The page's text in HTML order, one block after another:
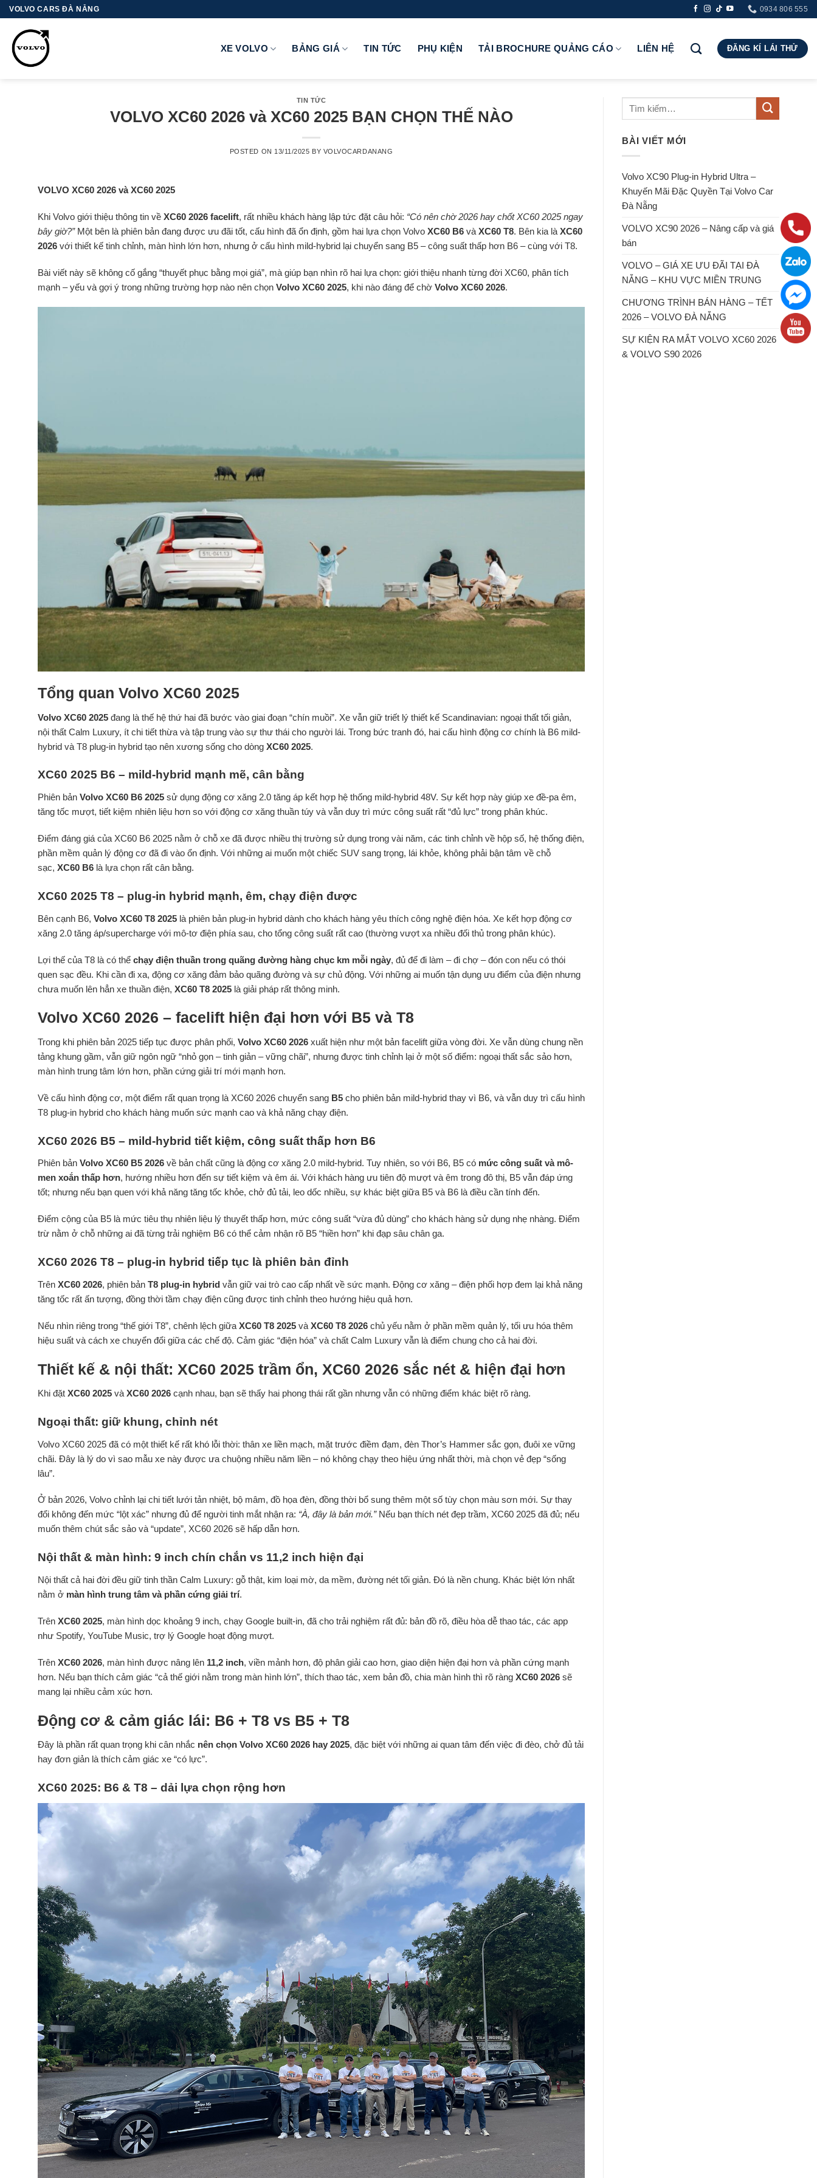
Skip
to
content
VOLVO CARS ĐÀ NẴNG 0934 806 555
XE VOLVO BẢNG GIÁ TIN TỨC PHỤ KIỆN TẢI BROCHURE QUẢNG CÁO LIÊN HỆ ĐĂNG KÍ LÁI THỬ
TIN TỨC
VOLVO XC60 2026 và XC60 2025 BẠN CHỌN THẾ NÀO
POSTED ON 13/11/2025 BY VOLVOCARDANANG
VOLVO XC60 2026 và XC60 2025
Khi Volvo giới thiệu thông tin về XC60 2026 facelift, rất nhiều khách hàng lập tức đặt câu hỏi: “Có nên chờ 2026 hay chốt XC60 2025 ngay
bây giờ?”Một bên là phiên bản đang được ưu đãi tốt, cấu hình đã ổn định, gồm hai lựa chọn Volvo XC60 B6 và XC60 T8. Bên kia là XC60
2026 với thiết kế tinh chỉnh, màn hình lớn hơn, nhưng ở cấu hình mild-hybrid lại chuyển sang B5 – công suất thấp hơn B6 – cùng với T8.
Bài viết này sẽ không cố gắng “thuyết phục bằng mọi giá”, mà giúp bạn nhìn rõ hai lựa chọn: giới thiệu nhanh từng đời XC60, phân tích
mạnh – yếu và gợi ý trong những trường hợp nào nên chọn Volvo XC60 2025, khi nào đáng để chờ Volvo XC60 2026.
Tổng quan Volvo XC60 2025
Volvo XC60 2025 đang là thế hệ thứ hai đã bước vào giai đoạn “chín muồi”. Xe vẫn giữ triết lý thiết kế Scandinavian: ngoại thất tối giản,
nội thất Calm Luxury, ít chi tiết thừa và tập trung vào sự thư thái cho người lái. Trong bức tranh đó, hai cấu hình động cơ chính là B6 mild-
hybrid và T8 plug-in hybrid tạo nên xương sống cho dòng XC60 2025.
XC60 2025 B6 – mild-hybrid mạnh mẽ, cân bằng
Phiên bản Volvo XC60 B6 2025 sử dụng động cơ xăng 2.0 tăng áp kết hợp hệ thống mild-hybrid 48V. Sự kết hợp này giúp xe đề-pa êm,
tăng tốc mượt, tiết kiệm nhiên liệu hơn so với động cơ xăng thuần túy và vẫn duy trì mức công suất rất “đủ lực” trong phân khúc.
Điểm đáng giá của XC60 B6 2025 nằm ở chỗ xe đã được nhiều thị trường sử dụng trong vài năm, các tinh chỉnh về hộp số, hệ thống điện,
phần mềm quản lý động cơ đã đi vào ổn định. Với những ai muốn một chiếc SUV sang trọng, lái khỏe, không phải bận tâm về chỗ
sạc, XC60 B6 là lựa chọn rất cân bằng.
XC60 2025 T8 – plug-in hybrid mạnh, êm, chạy điện được
Bên cạnh B6, Volvo XC60 T8 2025 là phiên bản plug-in hybrid dành cho khách hàng yêu thích công nghệ điện hóa. Xe kết hợp động cơ
xăng 2.0 tăng áp/supercharge với mô-tơ điện phía sau, cho tổng công suất rất cao (thường vượt xa nhiều đối thủ trong phân khúc).
Lợi thế của T8 là có thể chạy điện thuần trong quãng đường hàng chục km mỗi ngày, đủ để đi làm – đi chợ – đón con nếu có thói
quen sạc đều. Khi cần đi xa, động cơ xăng đảm bảo quãng đường và sự chủ động. Với những ai muốn tận dụng ưu điểm của điện nhưng
chưa muốn lên hẳn xe thuần điện, XC60 T8 2025 là giải pháp rất thông minh.
Volvo XC60 2026 – facelift hiện đại hơn với B5 và T8
Trong khi phiên bản 2025 tiếp tục được phân phối, Volvo XC60 2026 xuất hiện như một bản facelift giữa vòng đời. Xe vẫn dùng chung nền
tảng khung gầm, vẫn giữ ngôn ngữ “nhỏ gọn – tinh giản – vững chãi”, nhưng được tinh chỉnh lại ở một số điểm: ngoại thất sắc sảo hơn,
màn hình trung tâm lớn hơn, phần cứng giải trí mới mạnh hơn.
Về cấu hình động cơ, một điểm rất quan trọng là XC60 2026 chuyển sang B5 cho phiên bản mild-hybrid thay vì B6, và vẫn duy trì cấu hình
T8 plug-in hybrid cho khách hàng muốn sức mạnh cao và khả năng chạy điện.
XC60 2026 B5 – mild-hybrid tiết kiệm, công suất thấp hơn B6
Phiên bản Volvo XC60 B5 2026 về bản chất cũng là động cơ xăng 2.0 mild-hybrid. Tuy nhiên, so với B6, B5 có mức công suất và mô-
men xoắn thấp hơn, hướng nhiều hơn đến sự tiết kiệm và êm ái. Với khách hàng ưu tiên độ mượt và êm trong đô thị, B5 vẫn đáp ứng
tốt; nhưng nếu bạn quen với khả năng tăng tốc khỏe, chở đủ tải, leo dốc nhiều, sự khác biệt giữa B5 và B6 là điều cần tính đến.
Điểm cộng của B5 là mức tiêu thụ nhiên liệu lý thuyết thấp hơn, mức công suất “vừa đủ dùng” cho khách hàng sử dụng nhẹ nhàng. Điểm
trừ nằm ở chỗ những ai đã từng trải nghiệm B6 có thể cảm nhận rõ B5 “hiền hơn” khi đạp sâu chân ga.
XC60 2026 T8 – plug-in hybrid tiếp tục là phiên bản đỉnh
Trên XC60 2026, phiên bản T8 plug-in hybrid vẫn giữ vai trò cao cấp nhất về sức mạnh. Động cơ xăng – điện phối hợp đem lại khả năng
tăng tốc rất ấn tượng, đồng thời tầm chạy điện cũng được tinh chỉnh theo hướng hiệu quả hơn.
Nếu nhìn riêng trong “thế giới T8”, chênh lệch giữa XC60 T8 2025 và XC60 T8 2026 chủ yếu nằm ở phần mềm quản lý, tối ưu hóa thêm
hiệu suất và cách xe chuyển đổi giữa các chế độ. Cảm giác “điện hóa” và chất Calm Luxury vẫn là điểm chung cho cả hai đời.
Thiết kế & nội thất: XC60 2025 trầm ổn, XC60 2026 sắc nét & hiện đại hơn
Khi đặt XC60 2025 và XC60 2026 cạnh nhau, bạn sẽ thấy hai phong thái rất gần nhưng vẫn có những điểm khác biệt rõ ràng.
Ngoại thất: giữ khung, chỉnh nét
Volvo XC60 2025 đã có một thiết kế rất khó lỗi thời: thân xe liền mạch, mặt trước điềm đạm, đèn Thor’s Hammer sắc gọn, đuôi xe vững
chãi. Đây là lý do vì sao mẫu xe này được ưa chuộng nhiều năm liền – nó không chạy theo hiệu ứng nhất thời, mà chọn vẻ đẹp “sống
lâu”.
Ở bản 2026, Volvo chỉnh lại chi tiết lưới tản nhiệt, bộ mâm, đồ họa đèn, đồng thời bổ sung thêm một số tùy chọn màu sơn mới. Sự thay
đổi không đến mức “lột xác” nhưng đủ để người tinh mắt nhận ra: “À, đây là bản mới.”Nếu bạn thích nét đẹp trầm, XC60 2025 đã đủ; nếu
muốn thêm chút sắc sảo và “update”, XC60 2026 sẽ hấp dẫn hơn.
Nội thất & màn hình: 9 inch chín chắn vs 11,2 inch hiện đại
Nội thất cả hai đời đều giữ tinh thần Calm Luxury: gỗ thật, kim loại mờ, da mềm, đường nét tối giản. Đó là nền chung. Khác biệt lớn nhất
nằm ở màn hình trung tâm và phần cứng giải trí.
Trên XC60 2025, màn hình dọc khoảng 9 inch, chạy Google built-in, đã cho trải nghiệm rất đủ: bản đồ rõ, điều hòa dễ thao tác, các app
như Spotify, YouTube Music, trợ lý Google hoạt động mượt.
Trên XC60 2026, màn hình được nâng lên 11,2 inch, viền mảnh hơn, độ phân giải cao hơn, giao diện hiện đại hơn và phần cứng mạnh
hơn. Nếu bạn thích cảm giác “cả thế giới nằm trong màn hình lớn”, thích thao tác, xem bản đồ, chia màn hình thì rõ ràng XC60 2026 sẽ
mang lại nhiều cảm xúc hơn.
Động cơ & cảm giác lái: B6 + T8 vs B5 + T8
Đây là phần rất quan trọng khi cân nhắc nên chọn Volvo XC60 2026 hay 2025, đặc biệt với những ai quan tâm đến việc đi đèo, chở đủ tải
hay đơn giản là thích cảm giác xe “có lực”.
XC60 2025: B6 & T8 – dải lựa chọn rộng hơn
BÀI VIẾT MỚI
Volvo XC90 Plug-in Hybrid Ultra –
Khuyến Mãi Đặc Quyền Tại Volvo Car
Đà Nẵng
VOLVO XC90 2026 – Nâng cấp và giá
bán
VOLVO – GIÁ XE ƯU ĐÃI TẠI ĐÀ
NẴNG – KHU VỰC MIỀN TRUNG
CHƯƠNG TRÌNH BÁN HÀNG – TẾT
2026 – VOLVO ĐÀ NẴNG
SỰ KIỆN RA MẮT VOLVO XC60 2026
& VOLVO S90 2026